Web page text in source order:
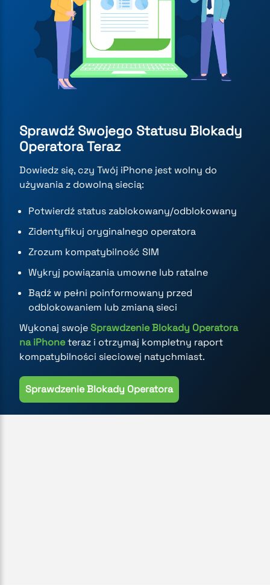
Sprawdź Swojego Statusu Blokady
Operatora Teraz
Dowiedz się, czy Twój iPhone jest wolny do
używania z dowolną siecią:
Potwierdź status zablokowany/odblokowany
Zidentyfikuj oryginalnego operatora
Zrozum kompatybilność SIM
Wykryj powiązania umowne lub ratalne
Bądź w pełni poinformowany przed
odblokowaniem lub zmianą sieci
Wykonaj swojeSprawdzenie Blokady Operatora
na iPhoneteraz i otrzymaj kompletny raport
kompatybilności sieciowej natychmiast.
Sprawdzenie Blokady Operatora